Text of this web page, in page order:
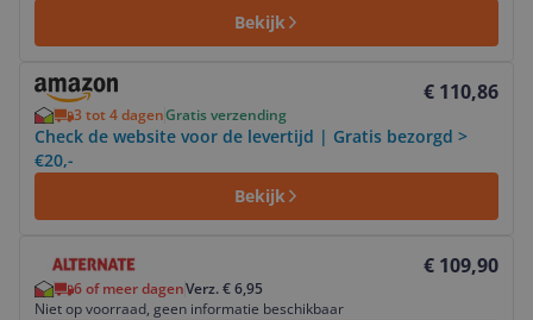
Bekijk
€ 110,86
3 tot 4 dagenGratis verzending
Check de website voor de levertijd | Gratis bezorgd >
€20,-
Bekijk
Bekijk product
€ 109,90
6 of meer dagenVerz. € 6,95
Niet op voorraad, geen informatie beschikbaar